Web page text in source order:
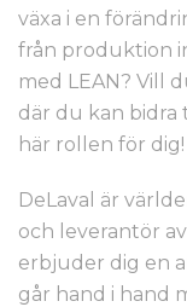
växa i en
från produktion
med LEAN? Vill
där du kan bidra
här rollen för dig!
DeLaval är
och leverantör
erbjuder dig en
går hand i hand